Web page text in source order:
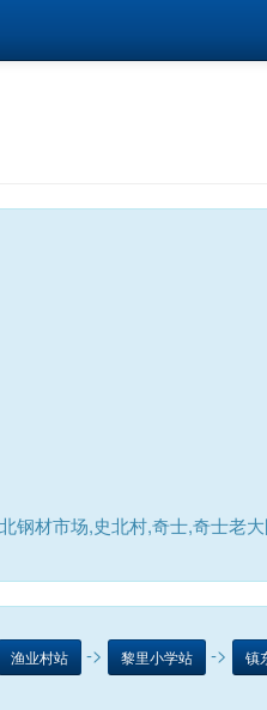
钢材市场,史北村,奇士,奇士老
渔业村站 -> 黎里小学站 -> 镇